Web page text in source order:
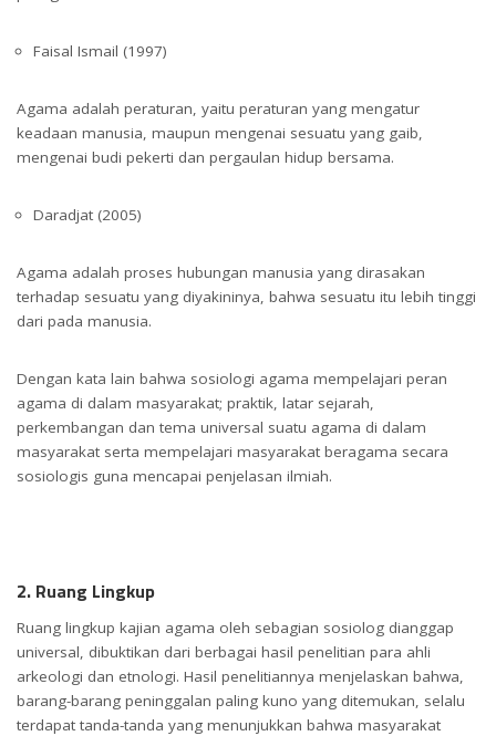
Faisal Ismail (1997)
Agama adalah peraturan, yaitu peraturan yang mengatur
keadaan manusia, maupun mengenai sesuatu yang gaib,
mengenai budi pekerti dan pergaulan hidup bersama.
Daradjat (2005)
Agama adalah proses hubungan manusia yang dirasakan
terhadap sesuatu yang diyakininya, bahwa sesuatu itu lebih tinggi
dari pada manusia.
Dengan kata lain bahwa sosiologi agama mempelajari peran
agama di dalam masyarakat; praktik, latar sejarah,
perkembangan dan tema universal suatu agama di dalam
masyarakat serta mempelajari masyarakat beragama secara
sosiologis guna mencapai penjelasan ilmiah.
2. Ruang Lingkup
Ruang lingkup kajian agama oleh sebagian sosiolog dianggap
universal, dibuktikan dari berbagai hasil penelitian para ahli
arkeologi dan etnologi. Hasil penelitiannya menjelaskan bahwa,
barang-barang peninggalan paling kuno yang ditemukan, selalu
terdapat tanda-tanda yang menunjukkan bahwa masyarakat